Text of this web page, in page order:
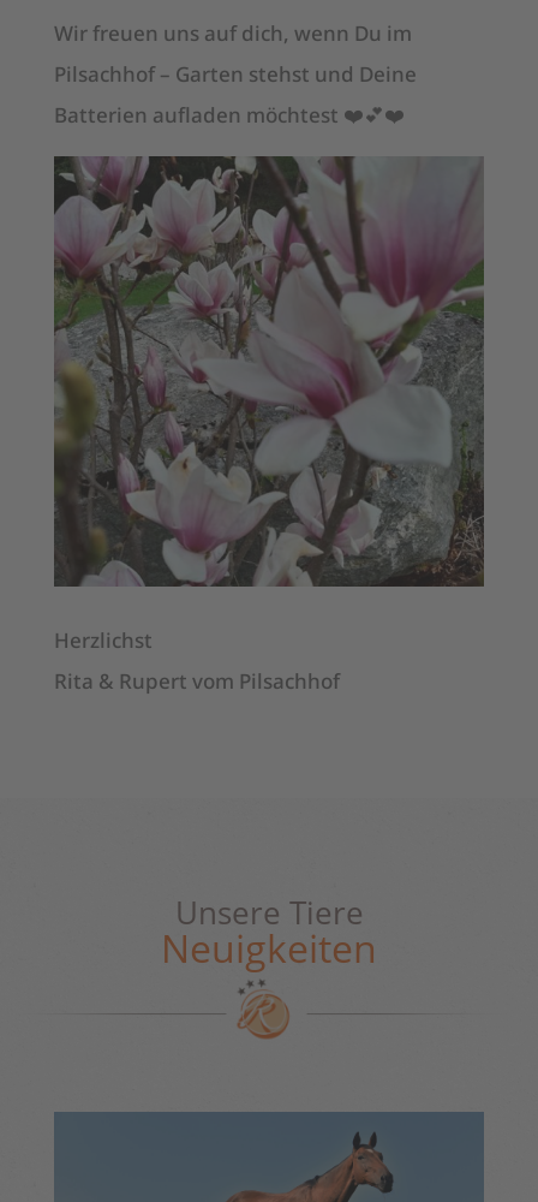
Wir freuen uns auf dich, wenn Du im
Pilsachhof – Garten stehst und Deine
Batterien aufladen möchtest ❤️💕❤️
Herzlichst
Rita & Rupert vom Pilsachhof
Unsere Tiere
Neuigkeiten